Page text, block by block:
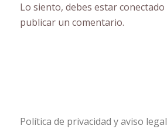
Lo siento, debes estarconectado
publicar un comentario.
Política de privacidad y aviso legal